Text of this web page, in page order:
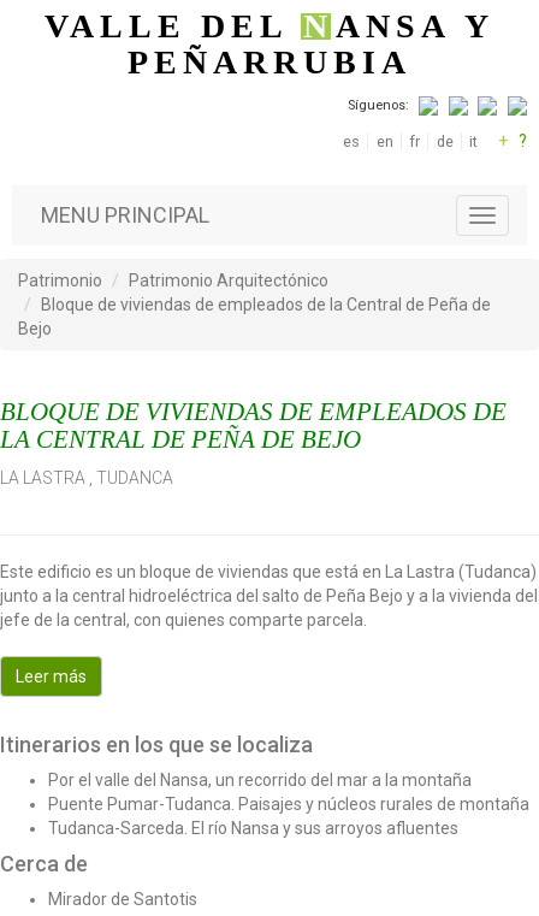
Pasar al contenido principal
VALLE DELNANSA Y
PEÑARRUBIA
Síguenos:
es en fr de it + ?
T
o
l
v
n
MENU PRINCIPAL
Patrimonio
Patrimonio Arquitectónico
Bloque de viviendas de empleados de la Central de Peña de
Bejo
BLOQUE DE VIVIENDAS DE EMPLEADOS DE
LA CENTRAL DE PEÑA DE BEJO
LA LASTRA TUDANCA
Este edificio es un bloque de viviendas que está en La Lastra (Tudanca)
junto a la central hidroeléctrica del salto de Peña Bejo y a la vivienda del
jefe de la central, con quienes comparte parcela.
Leer más
Itinerarios en los que se localiza
Por el valle del Nansa, un recorrido del mar a la montaña
Puente Pumar-Tudanca. Paisajes y núcleos rurales de montaña
Tudanca-Sarceda. El río Nansa y sus arroyos afluentes
Cerca de
Mirador de Santotis